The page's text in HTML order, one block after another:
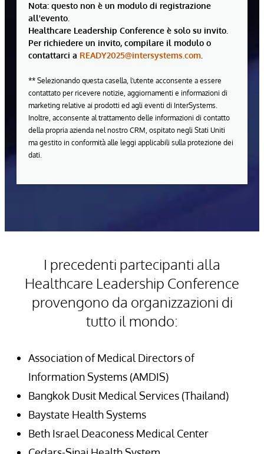
Nota: questo non è un modulo di registrazione
all'evento.
Healthcare Leadership Conference è solo su invito.
Per richiedere un invito, compilare il modulo o
contattarci a READY2025@intersystems.com
** Selezionando questa casella, l'utente acconsente a essere
contattato per ricevere notizie, aggiornamenti e informazioni di
marketing relative ai prodotti ed agli eventi di InterSystems.
Inoltre, acconsente al trattamento delle informazioni di contatto
della propria azienda nel nostro CRM, ospitato negli Stati Uniti
ma gestito in conformità alle leggi applicabili sulla protezione dei
dati.
I precedenti partecipanti alla
Healthcare Leadership Conference
provengono da organizzazioni di
tutto il mondo:
Association of Medical Directors of
Information Systems (AMDIS)
Bangkok Dusit Medical Services (Thailand)
Baystate Health Systems
Beth Israel Deaconess Medical Center